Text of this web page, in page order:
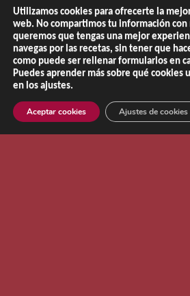
Utilizamos cookies para ofrecerte la
web. No compartimos tu información
queremos que tengas una mejor
navegas por las recetas, sin tener que
como puede ser rellenar formularios en
Puedes aprender más sobre qué cookies
en los ajustes.
Aceptar cookies Ajustes de cookies